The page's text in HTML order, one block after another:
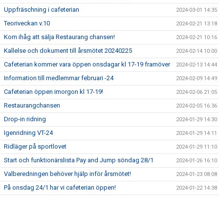
Uppfräschning i cafeterian 2024-03-01 14:35
Teoriveckan v.10 2024-02-21 13:18
Kom ihåg att sälja Restaurang chansen! 2024-02-21 10:16
Kallelse och dokument till årsmötet 20240225 2024-02-14 10:00
Cafeterian kommer vara öppen onsdagar kl 17-19 framöver 2024-02-13 14:44
Information till medlemmar februari -24 2024-02-09 14:49
Cafeterian öppen imorgon kl 17-19! 2024-02-06 21:05
Restaurangchansen 2024-02-05 16:36
Drop-in ridning 2024-01-29 14:30
Igenridning VT-24 2024-01-29 14:11
Ridläger på sportlovet 2024-01-29 11:10
Start och funktionärslista Pay and Jump söndag 28/1 2024-01-26 16:10
Valberedningen behöver hjälp inför årsmötet! 2024-01-23 08:08
På onsdag 24/1 har vi cafeterian öppen! 2024-01-22 14:38